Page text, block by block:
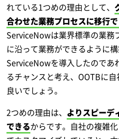
れている1つめの理由として、
合わせた業務プロセスに移行
ServiceNowは業界標準の業務
に沿って業務ができるように構
ServiceNowを導入したのであ
るチャンスと考え、OOTBに
良いでしょう。
2つめの理由は、 よりスピーデ
できるからです。自社の複雑